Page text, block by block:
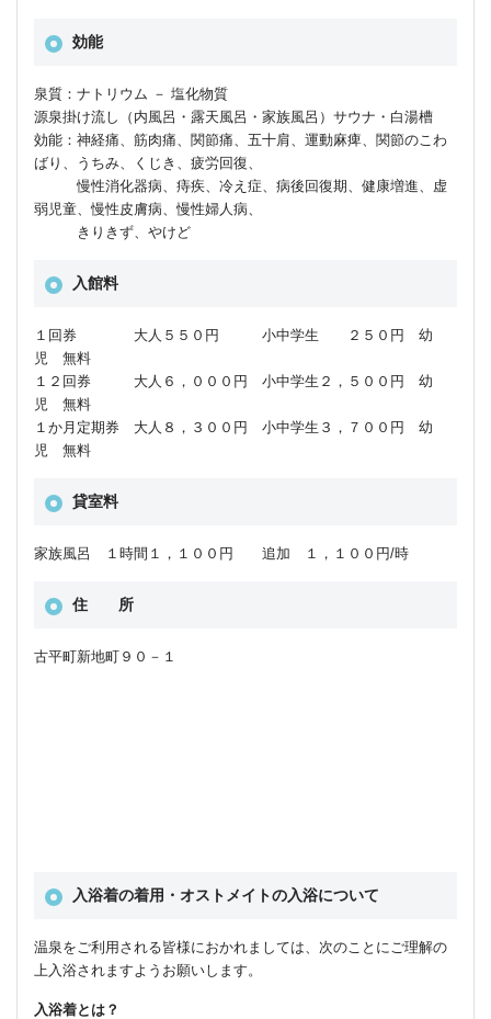
効能
泉質：ナトリウム － 塩化物質
源泉掛け流し（内風呂・露天風呂・家族風呂）サウナ・白湯槽
効能：神経痛、筋肉痛、関節痛、五十肩、運動麻痺、関節のこわ
ばり、うちみ、くじき、疲労回復、
慢性消化器病、痔疾、冷え症、病後回復期、健康増進、虚
弱児童、慢性皮膚病、慢性婦人病、
きりきず、やけど
入館料
１回券 大人５５０円 小中学生 ２５０円 幼
児 無料
１２回券 大人６，０００円 小中学生２，５００円 幼
児 無料
１か月定期券 大人８，３００円 小中学生３，７００円 幼
児 無料
貸室料
家族風呂 １時間１，１００円 追加 １，１００円/時
住 所
古平町新地町９０－１
入浴着の着用・オストメイトの入浴について
温泉をご利用される皆様におかれましては、次のことにご理解の
上入浴されますようお願いします。
入浴着とは？